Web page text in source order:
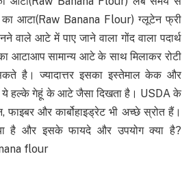
आटा(Raw Banana Flour) ग्‍लूटेन फ्री
आटे में पाए जाने वाला गोंद वाला पदार्थ
आटाआप सामान्‍य आटे के साथ मिलाकर रोटी
है। ज्‍यादात्तर इसका इस्‍तेमाल केक और
ये हल्के गेहूं के आटे जैसा दिखता है। USDA के
फाइबर और कार्बोहाइड्रेट भी अच्छे स्रोत हैं।
है और इसके फायदे और उपयोग क्या है?
flour